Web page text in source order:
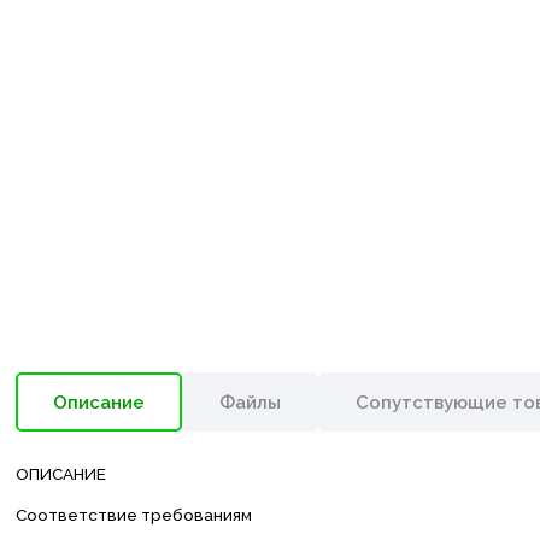
Описание Файлы Сопутствующие
ОПИСАНИЕ
Соответствие требованиям